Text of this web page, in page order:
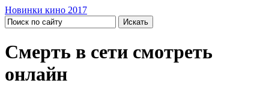
Новинки кино 2017
Смерть в сети смотреть
онлайн